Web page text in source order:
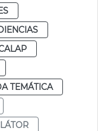
TEMÁTICA